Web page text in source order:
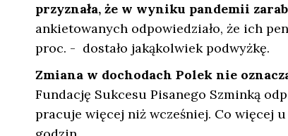
przyznała, że w wyniku pandemii
ankietowanych odpowiedziało, że ich
proc. - dostało jakąkolwiek podwyżkę.
Zmiana w dochodach Polek nie
Fundację Sukcesu Pisanego Szminką
pracuje więcej niż wcześniej. Co więcej